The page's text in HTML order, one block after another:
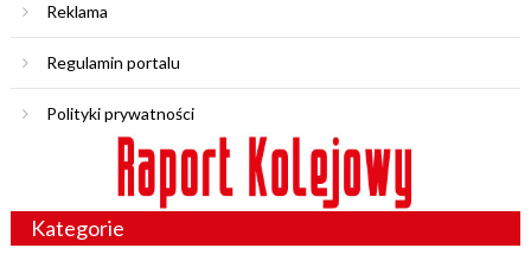
Reklama
Regulamin portalu
Polityki prywatności
Kategorie